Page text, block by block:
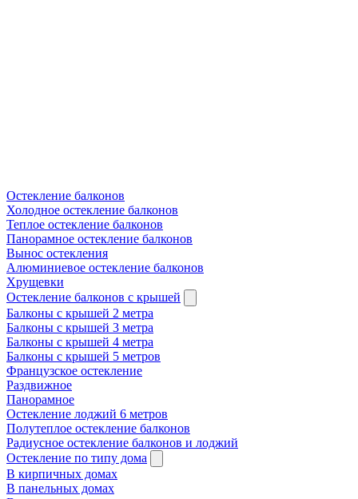
Остекление балконов
Холодное остекление балконов
Теплое остекление балконов
Панорамное остекление балконов
Вынос остекления
Алюминиевое остекление балконов
Хрущевки
Остекление балконов с крышей
Балконы с крышей 2 метра
Балконы с крышей 3 метра
Балконы с крышей 4 метра
Балконы с крышей 5 метров
Французское остекление
Раздвижное
Панорамное
Остекление лоджий 6 метров
Полутеплое остекление балконов
Радиусное остекление балконов и лоджий
Остекление по типу дома
В кирпичных домах
В панельных домах